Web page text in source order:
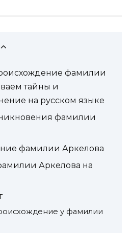
фамилии
тайны и
на русском языке
фамилии
фамилии Аркелова
Аркелова на
у фамилии